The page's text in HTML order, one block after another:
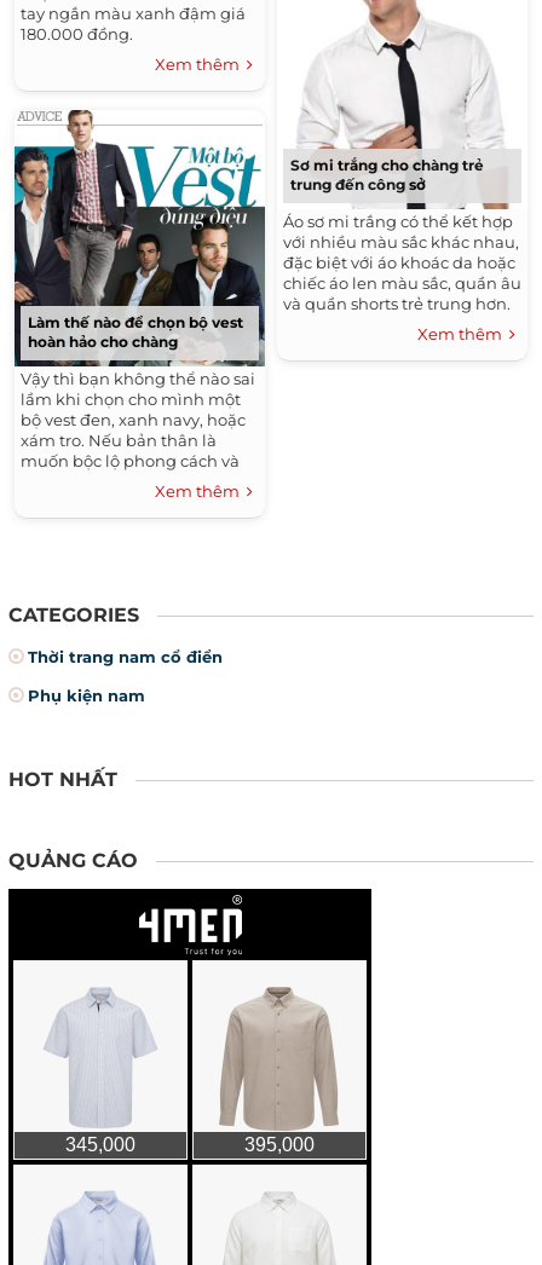
tay ngắn màu xanh đậm giá
180.000 đồng.
Xem thêm
Làm thế nào để chọn bộ vest
hoàn hảo cho chàng
Vậy thì bạn không thể nào sai
lầm khi chọn cho mình một
bộ vest đen, xanh navy, hoặc
xám tro. Nếu bản thân là
muốn bộc lộ phong cách và
sự ấn tượng, thì đừng ngần
ngại chọn cho mình những
gam màu sáng, chất liệu lạ,
Xem thêm
Sơ mi trắng cho chàng trẻ
trung đến công sở
Áo sơ mi trắng có thể kết hợp
với nhiều màu sắc khác nhau,
đặc biệt với áo khoác da hoặc
chiếc áo len màu sắc, quần âu
và quần shorts trẻ trung hơn.
Ở mọi thời điểm, chiếc áo có
thể giúp cánh mày râu tạo
nhiều phong cách khác nhau,
Xem thêm
CATEGORIES
Thời trang nam cổ điển
Phụ kiện nam
HOT NHẤT
QUẢNG CÁO